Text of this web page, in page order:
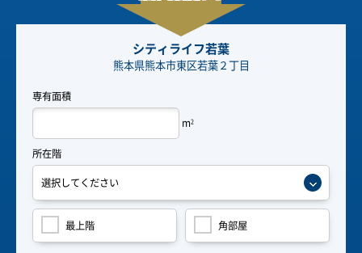
シティライフ若葉
熊本県熊本市東区若葉２丁目
専有面積
m2
所在階
最上階 角部屋